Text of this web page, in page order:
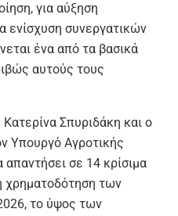
για αύξηση
ενίσχυση συνεργατικών
ένα από τα βασικά
αυτούς τους
Σπυριδάκη και ο
Υπουργό Αγροτικής
σε 14 κρίσιμα
των
το ύψος των